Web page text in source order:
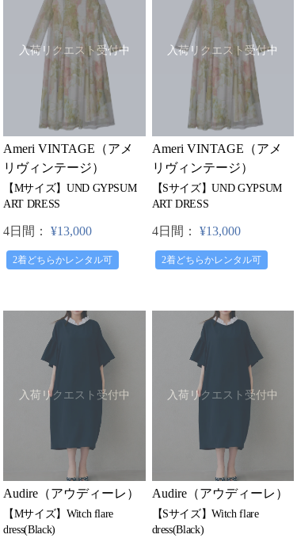
入荷リクエスト受付中
Ameri VINTAGE（アメ
リヴィンテージ）
【Mサイズ】UND GYPSUM
ART DRESS
4日間： ¥13,000
2着どちらかレンタル可
入荷リクエスト受付中
Ameri VINTAGE（アメ
リヴィンテージ）
【Sサイズ】UND GYPSUM
ART DRESS
4日間： ¥13,000
2着どちらかレンタル可
入荷リクエスト受付中
Audire（アウディーレ）
【Mサイズ】Witch flare
dress(Black)
入荷リクエスト受付中
Audire（アウディーレ）
【Sサイズ】Witch flare
dress(Black)